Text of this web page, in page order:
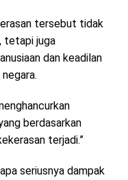
tersebut tidak
tetapi juga
dan keadilan
berdasarkan
terjadi.”
seriusnya dampak